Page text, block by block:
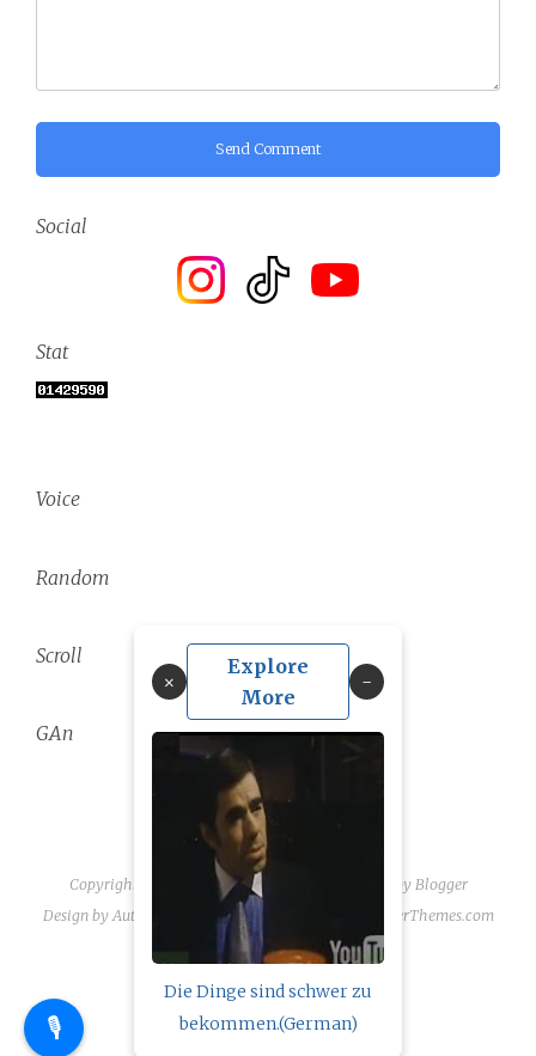
Send Comment
Social
Stat
Voice
🎙️
Random
×
Explore
More
Die Dinge sind schwer zu
bekommen.(German)
Scroll
GAn
Copyright © linguae scriptaque | Powered by Blogger
Design byAutomattic | Blogger Theme by NewBloggerThemes.com